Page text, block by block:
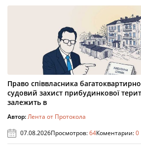
Право співвласника
судовий захист прибудинкової
залежить в
Автор:Лента от Протокола
07.08.2026Просмотров:64Коментарии:0